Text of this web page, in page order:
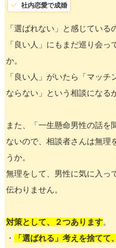
社内恋愛で成婚
「選ばれない」と感じてい
「良い人」にもまだ巡り会っ
か。
「良い人」がいたら「マッ
ならない」という相談になる
また、「一生懸命男性の話を
ないので、相談者さんは無理
うか。
無理をして、男性に気に入っ
伝わりません。
対策として、２つあります。
・
「選ばれる」考えを捨て